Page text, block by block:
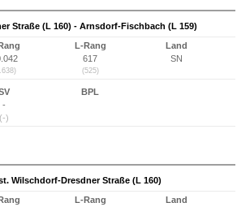
Straße (L 160) - Arnsdorf-Fischbach (L 159)
L-Rang
617
(525)
Land
SN
-
(-)
BPL
Wilschdorf-Dresdner Straße (L 160)
L-Rang
Land